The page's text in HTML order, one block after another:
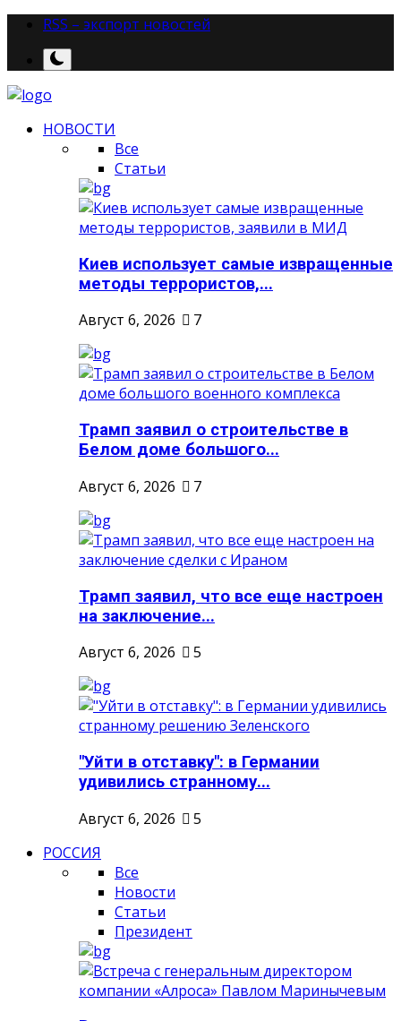
RSS – экспорт новостей
НОВОСТИ
Все
Статьи
Киев использует самые извращенные
методы террористов,...
Август 6, 2026
7
Трамп заявил о строительстве в
Белом доме большого...
Август 6, 2026
7
Трамп заявил, что все еще настроен
на заключение...
Август 6, 2026
5
"Уйти в отставку": в Германии
удивились странному...
Август 6, 2026
5
РОССИЯ
Все
Новости
Статьи
Президент